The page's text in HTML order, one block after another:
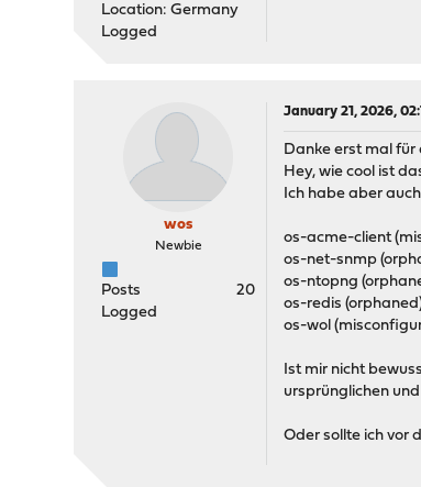
Location: Germany
Logged
wos
Newbie
Posts
20
Logged
January 21, 2026,
Danke erst mal für
Hey, wie cool ist
Ich habe aber
os-acme-client
os-net-snmp
os-ntopng
os-redis
os-wol
Ist mir nicht
ursprünglichen
Oder sollte ich vor